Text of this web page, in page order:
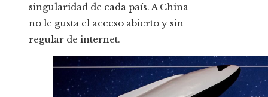
singularidad de cada país. A China
no le gusta el acceso abierto y sin
regular de internet.